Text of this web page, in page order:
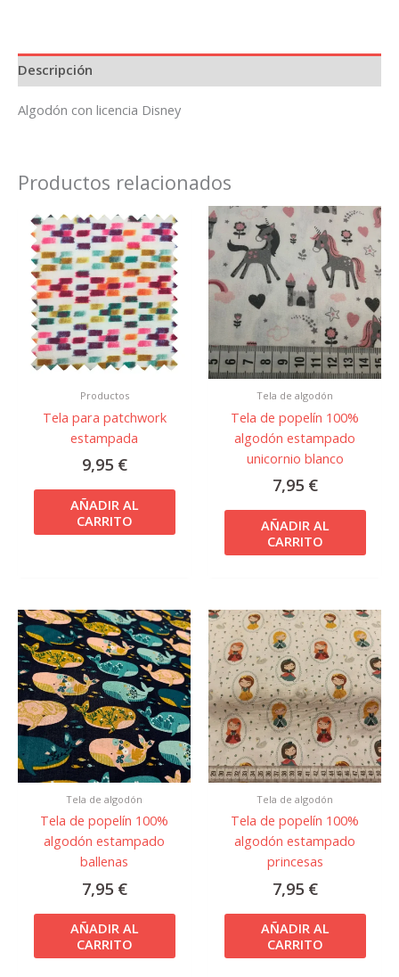
Descripción
Algodón con licencia Disney
Productos relacionados
Productos
Tela para patchwork
estampada
9,95 €
AÑADIR AL
CARRITO
Tela de algodón
Tela de popelín 100%
algodón estampado
unicornio blanco
7,95 €
AÑADIR AL
CARRITO
Tela de algodón
Tela de popelín 100%
algodón estampado
ballenas
7,95 €
AÑADIR AL
CARRITO
Tela de algodón
Tela de popelín 100%
algodón estampado
princesas
7,95 €
AÑADIR AL
CARRITO